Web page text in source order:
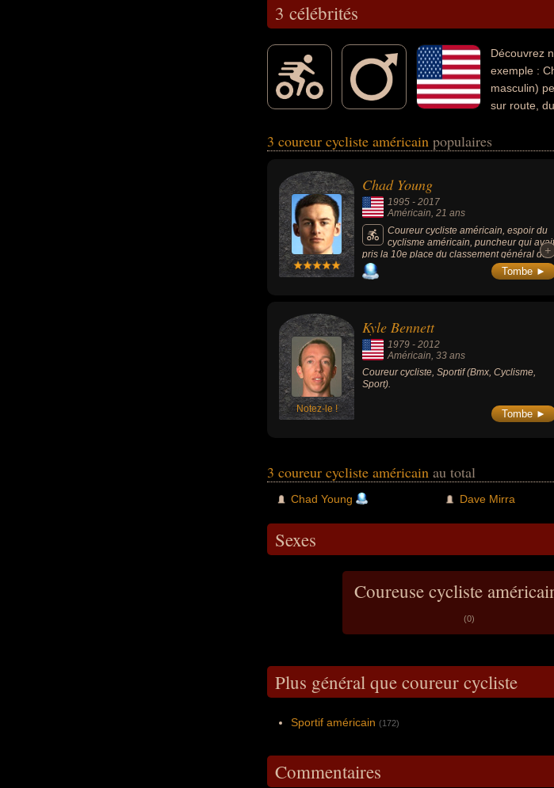
3 célébrités
Découvrez
exemple :
masculin)
sur route,
3 coureur cycliste américain populaires
Chad Young
1995 - 2017
Américain, 21 ans
Coureur cycliste américain, espoir du
cyclisme américain, puncheur qui avait
pris la 10e place du classement général de
la Joe Martin Stage Race début avril 2017.
+
+
Tombe ►
Notez-le !
Kyle Bennett
1979 - 2012
Américain, 33 ans
Coureur cycliste, Sportif (Bmx, Cyclisme,
Sport).
Tombe ►
3 coureur cycliste américain au total
Chad Young Dave Mirra
Sexes
Coureuse cycliste
(0)
Plus général que coureur cycliste
Sportif américain (172)
Commentaires